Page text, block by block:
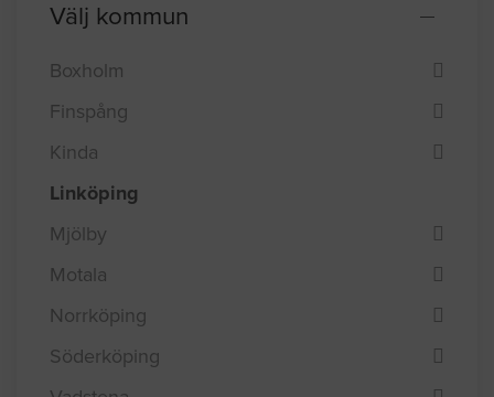
Välj kommun
Boxholm
Finspång
Kinda
Linköping
Mjölby
Motala
Norrköping
Söderköping